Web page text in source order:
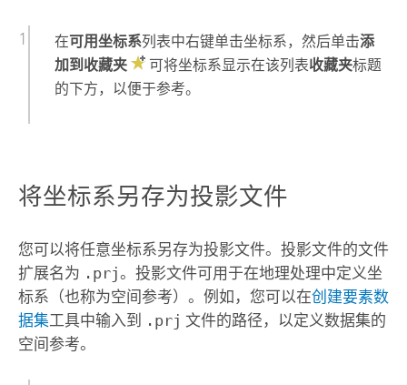
在可用坐标系列表中右键单击坐标系，然后单击添
加到收藏夹
可将坐标系显示在该列表收藏夹标题
的下方，以便于参考。
将坐标系另存为投影文件
您可以将任意坐标系另存为投影文件。投影文件的文件
扩展名为 .prj。投影文件可用于在地理处理中定义坐
标系（也称为空间参考）。例如，您可以在创建要素数
据集工具中输入到 .prj 文件的路径，以定义数据集的
空间参考。